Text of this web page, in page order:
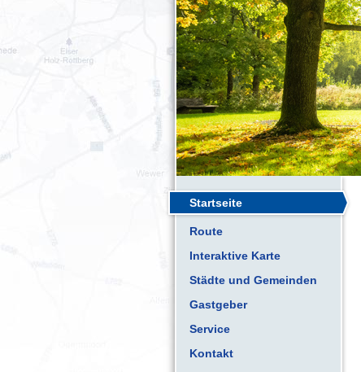
Startseite
Route
Interaktive Karte
Städte und Gemeinden
Gastgeber
Service
Kontakt